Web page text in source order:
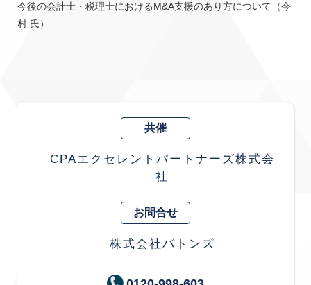
今後の会計士・税理士におけるM&A支援のあり方について（今
共催
CPAエクセレントパートナーズ株式会
社
お問合せ
株式会社バトンズ